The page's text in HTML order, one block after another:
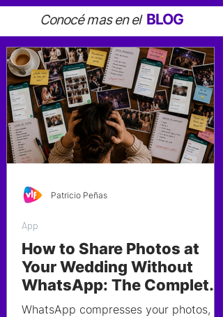
Conocé mas en el BLOG
How to Share Photos at
Your Wedding Without
WhatsApp: The Complete
2026 Guide
WhatsApp compresses your photos,
App
Patricio Peñas